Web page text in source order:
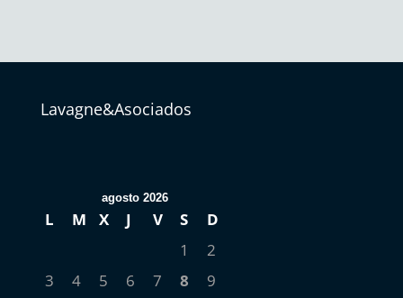
Lavagne&Asociados
agosto 2026
L M X J V S
D
1
2
3
4 5 6 7 8
9